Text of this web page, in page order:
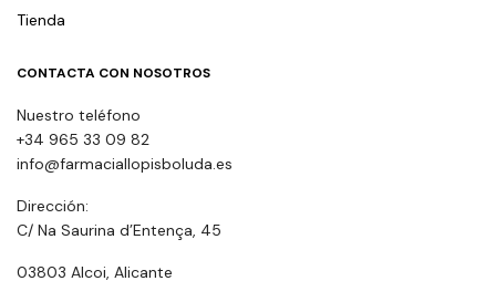
Tienda
CONTACTA CON NOSOTROS
Nuestro teléfono
+34 965 33 09 82
info@farmaciallopisboluda.es
Dirección:
C/ Na Saurina d’Entença, 45
03803 Alcoi, Alicante